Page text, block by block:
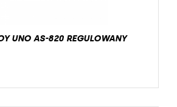
UNO AS-820 REGULOWANY